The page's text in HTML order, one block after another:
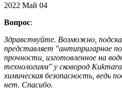
2022 Май 04
Вопрос:
Здравствуйте. Возможно,
представляет "антипригарное
прочности, изготовленное на
технологиям" у сковород
химическая безопасность, ведь
нет. Спасибо.